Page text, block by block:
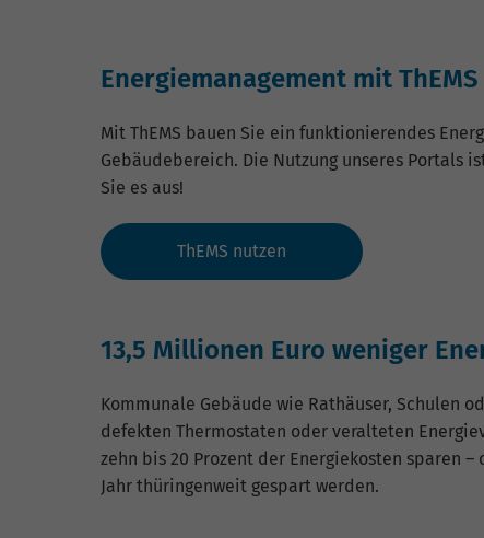
Energiemanagement mit ThEMS
Mit ThEMS bauen Sie ein funktionierendes
Gebäudebereich. Die Nutzung unseres Portals
Sie es aus!
ThEMS nutzen
13,5 Millionen Euro weniger
Kommunale Gebäude wie Rathäuser, Schulen
defekten Thermostaten oder veralteten
zehn bis 20 Prozent der Energiekosten sparen
Jahr thüringenweit gespart werden.